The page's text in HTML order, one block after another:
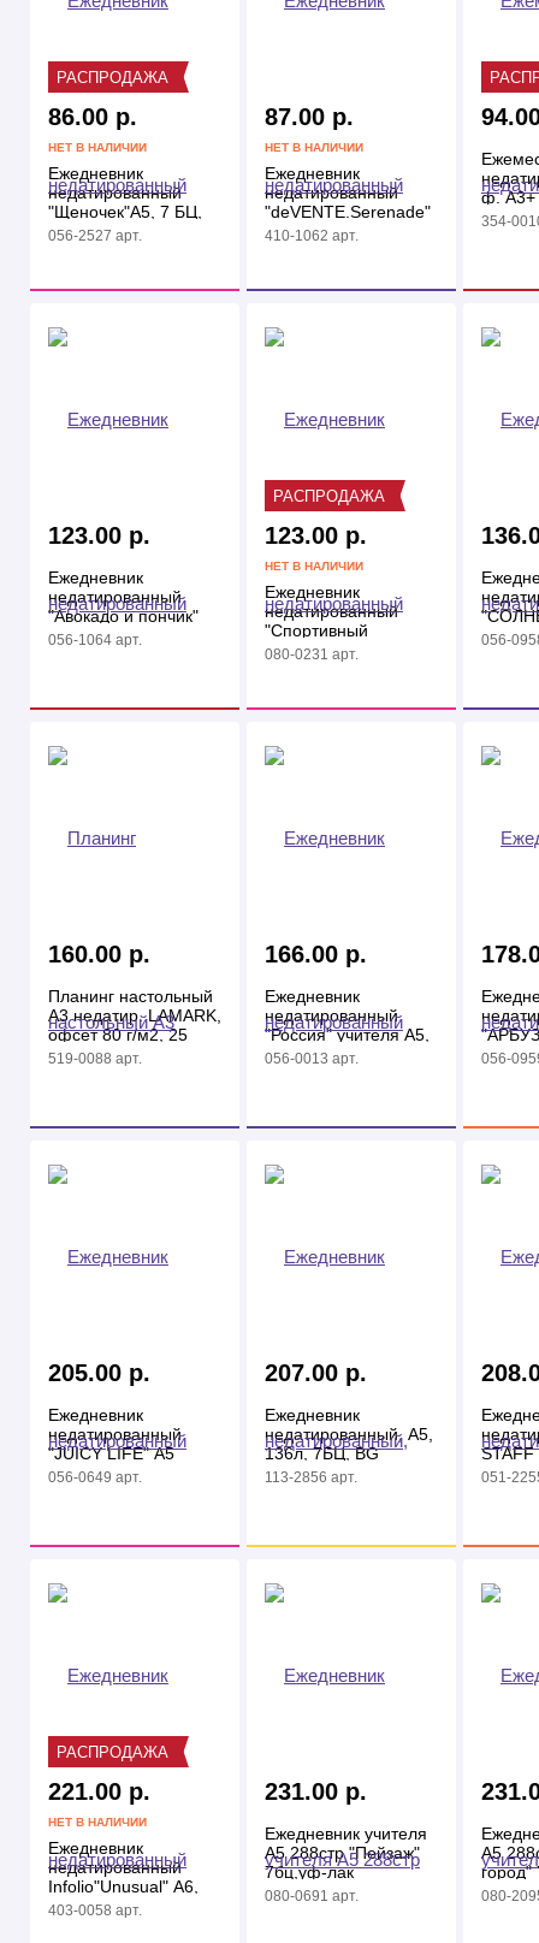
РАСПРОДАЖА
86.00 р.
НЕТ В НАЛИЧИИ
Ежедневник
недатированный
"Щеночек"А5, 7 БЦ,
глянцевый
056-2527 арт.
87.00 р.
НЕТ В НАЛИЧИИ
Ежедневник
недатированный
"deVENTE.Serenade"
А5, 320стр, розовый,
410-1062 арт.
ф. А3+
354-
123.00 р.
Ежедневник
недатированный
"Авокадо и пончик"
А5, глянцевый клетка
056-1064 арт.
РАСПРОДАЖА
123.00 р.
НЕТ В НАЛИЧИИ
Ежедневник
недатированный
"Спортивный
автомобиль" А5,
080-0231 арт.
056-
160.00 р.
Планинг настольный
А3 недатир. LAMARK,
офсет 80 г/м2, 25
листов, в пакете
519-0088 арт.
166.00 р.
Ежедневник
недатированный
"Россия" учителя А5,
128л, глян.лам.
056-0013 арт. 056-
205.00 р.
Ежедневник
недатированный
"JUICY LIFE" А5
128л. глянц. кл.
056-0649 арт.
207.00 р.
Ежедневник
недатированный, А5,
136л, 7БЦ, BG
"Dream of"
113-2856 арт. 051-
РАСПРОДАЖА
221.00 р.
НЕТ В НАЛИЧИИ
Ежедневник
недатированный
Infolio"Unusual" А6,
192стр, мяг.
403-0058 арт.
231.00 р.
Ежедневник учителя
А5 288стр "Пейзаж"
7бц,уф-лак
080-0691 арт.
А5
город"
080-